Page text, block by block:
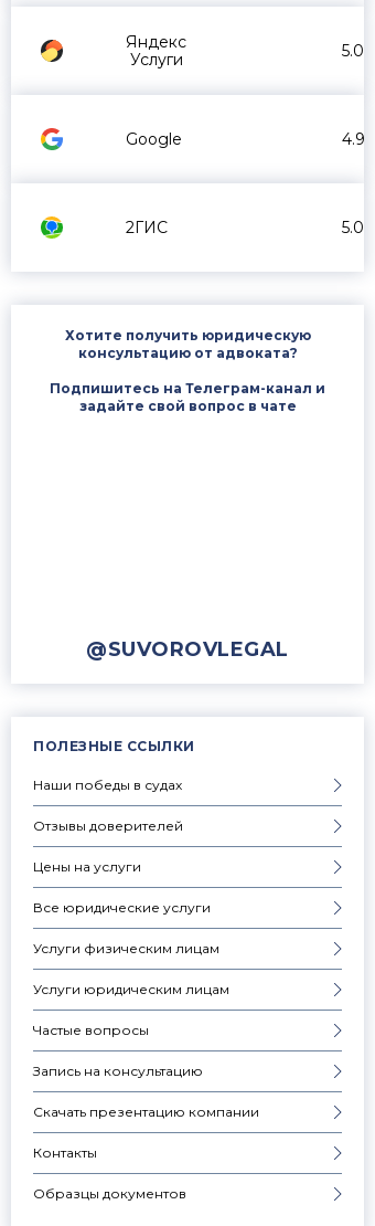
Яндекс
Услуги
5.0
Google 4.9
2ГИС 5.0
Хотите получить юридическую
консультацию от адвоката?
Подпишитесь на Телеграм-канал и
задайте свой вопрос в чате
@SUVOROVLEGAL
ПОЛЕЗНЫЕ ССЫЛКИ
Наши победы в судах
Отзывы доверителей
Цены на услуги
Все юридические услуги
Услуги физическим лицам
Услуги юридическим лицам
Частые вопросы
Запись на консультацию
Скачать презентацию компании
Контакты
Образцы документов